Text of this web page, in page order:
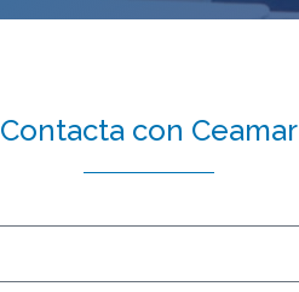
Contacta con Ceamar